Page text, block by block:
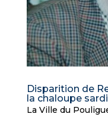
Disparition de
la chaloupe
La Ville du